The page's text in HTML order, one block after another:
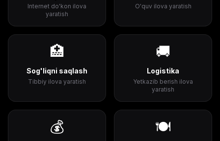
Internet do'kon ilova
yaratish
O'quv ilova yaratish
🏥
Sog'liqni saqlash
Tibbiy ilova yaratish
🚚
Logistika
Yetkazib berish ilova
yaratish
💰 🍽️